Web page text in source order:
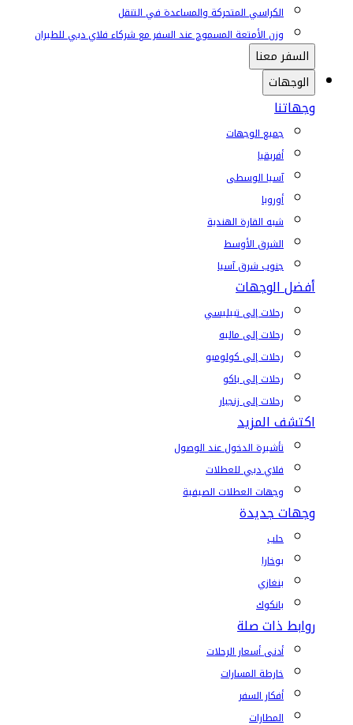
الكراسي المتحركة والمساعدة في التنقل
وزن الأمتعة المسموح عند السفر مع شركاء فلاي دبي للطيران
السفر معنا
الوجهات
وجهاتنا
جميع الوجهات
أفريقيا
آسيا الوسطى
أوروبا
شبه القارة الهندية
الشرق الأوسط
جنوب شرق آسيا
أفضل الوجهات
رحلات إلى تبيليسي
رحلات إلى ماليه
رحلات إلى كولومبو
رحلات إلى باكو
رحلات إلى زنجبار
اكتشف المزيد
تأشيرة الدخول عند الوصول
فلاي دبي للعطلات
وجهات العطلات الصيفية
وجهات جديدة
حلب
بوخارا
بنغازي
بانكوك
روابط ذات صلة
أدنى أسعار الرحلات
خارطة المسارات
أفكار السفر
المطارات